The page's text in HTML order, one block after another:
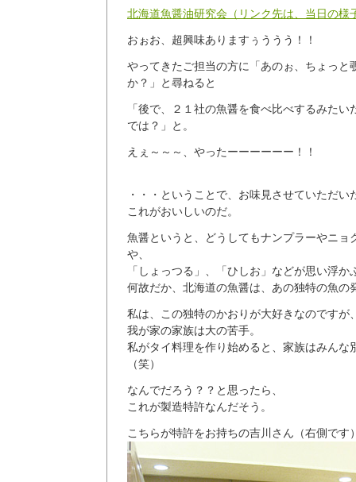
北海道魚醤油研究会（リンク先は、当日の様
おぉお、超興味ありますぅううう！！
やってきたご担当の方に「あのぉ、ちょっと
か？」と尋ねると
「後で、２１社の魚醤を食べ比べするみた
では？」と。
えぇ～～～、やったーーーーーー！！
・・・ということで、お味見させていただい
これがおいしいのだ。
魚醤というと、どうしてもナンプラーやニョ
や、
「しょっつる」、「ひしお」などが思い浮か
何故だか、北海道の魚醤は、あの独特の魚の
私は、この独特のかおりが大好きなのですが
我が家の家族は大の苦手。
私がタイ料理を作り始めると、家族はみんな
（笑）
なんでだろう？？と思ったら、
これが製造特許なんだそう。
こちらが特許をお持ちの吉川さん（右側です